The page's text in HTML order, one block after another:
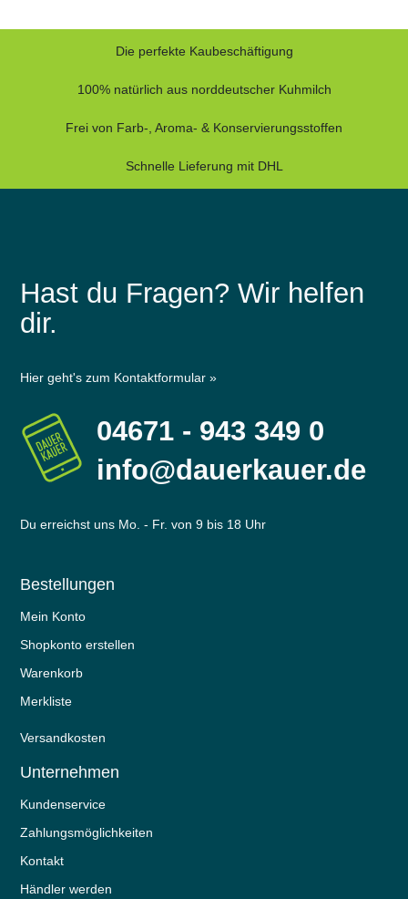
Die perfekte Kaubeschäftigung
100% natürlich aus norddeutscher Kuhmilch
Frei von Farb-, Aroma- & Konservierungsstoffen
Schnelle Lieferung mit DHL
Hast du Fragen? Wir helfen
dir.
Hier geht's zum Kontaktformular »
04671 - 943 349 0
info@dauerkauer.de
Du erreichst uns Mo. - Fr. von 9 bis 18 Uhr
Bestellungen
Mein Konto
Shopkonto erstellen
Warenkorb
Merkliste
Versandkosten
Unternehmen
Kundenservice
Zahlungsmöglichkeiten
Kontakt
Händler werden